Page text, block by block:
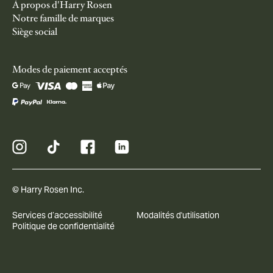
À propos d'Harry Rosen
Notre famille de marques
Siège social
Modes de paiement acceptés
© Harry Rosen Inc.
Services d’accessibilité
Modalités d'utilisation
Politique de confidentialité